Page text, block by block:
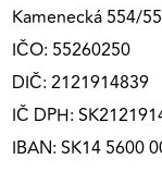
Kamenecká 554/55
IČO: 55260250
DIČ: 2121914839
IČ DPH:
IBAN: SK14 5600